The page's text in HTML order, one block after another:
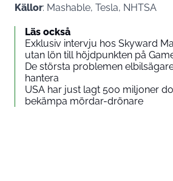
Källor: Mashable, Tesla, NHTSA
Läs också
Exklusiv intervju hos Skyward
utan lön till höjdpunkten på
De största problemen
hantera
USA har just lagt 500 miljoner
bekämpa mördar-drönare